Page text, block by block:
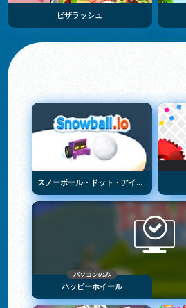
ピザラッシュ
スノーボール・ドット・アイオー
パソコンのみ
ハッピーホイール